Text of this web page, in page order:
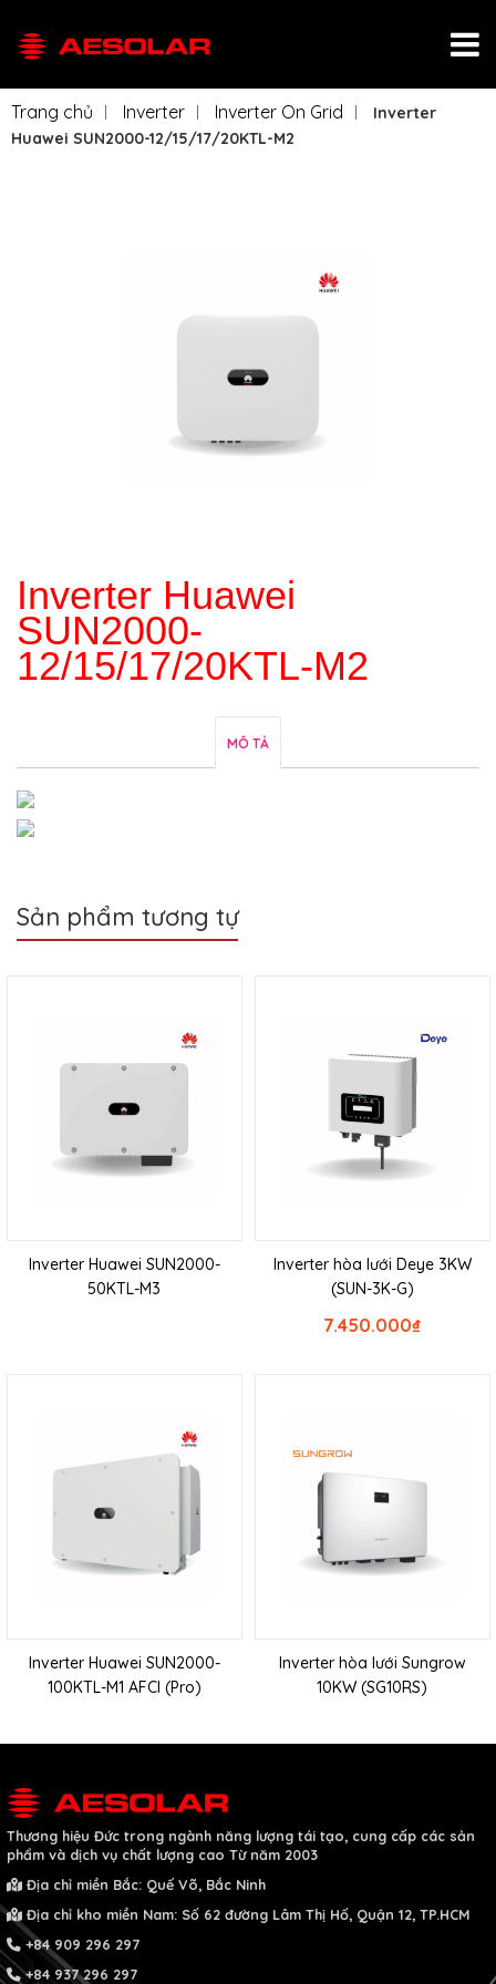
Trang chủ Inverter Inverter On Grid
Inverter
Huawei SUN2000-12/15/17/20KTL-M2
Inverter Huawei
SUN2000-
12/15/17/20KTL-M2
MÔ TẢ
Sản phẩm tương tự
Inverter Huawei SUN2000-
50KTL-M3
Inverter hòa lưới Deye 3KW
(SUN-3K-G)
₫
7.450.000
Inverter Huawei SUN2000-
100KTL-M1 AFCI (Pro)
Inverter hòa lưới Sungrow
10KW (SG10RS)
Thương hiệu Đức trong ngành năng lượng tái tạo, cung cấp các sản
phẩm và dịch vụ chất lượng cao Từ năm 2003
Địa chỉ miền Bắc: Quế Võ, Bắc Ninh
Địa chỉ kho miền Nam: Số 62 đường Lâm Thị Hố, Quận 12, TP.HCM
+84 909 296 297
+84 937 296 297